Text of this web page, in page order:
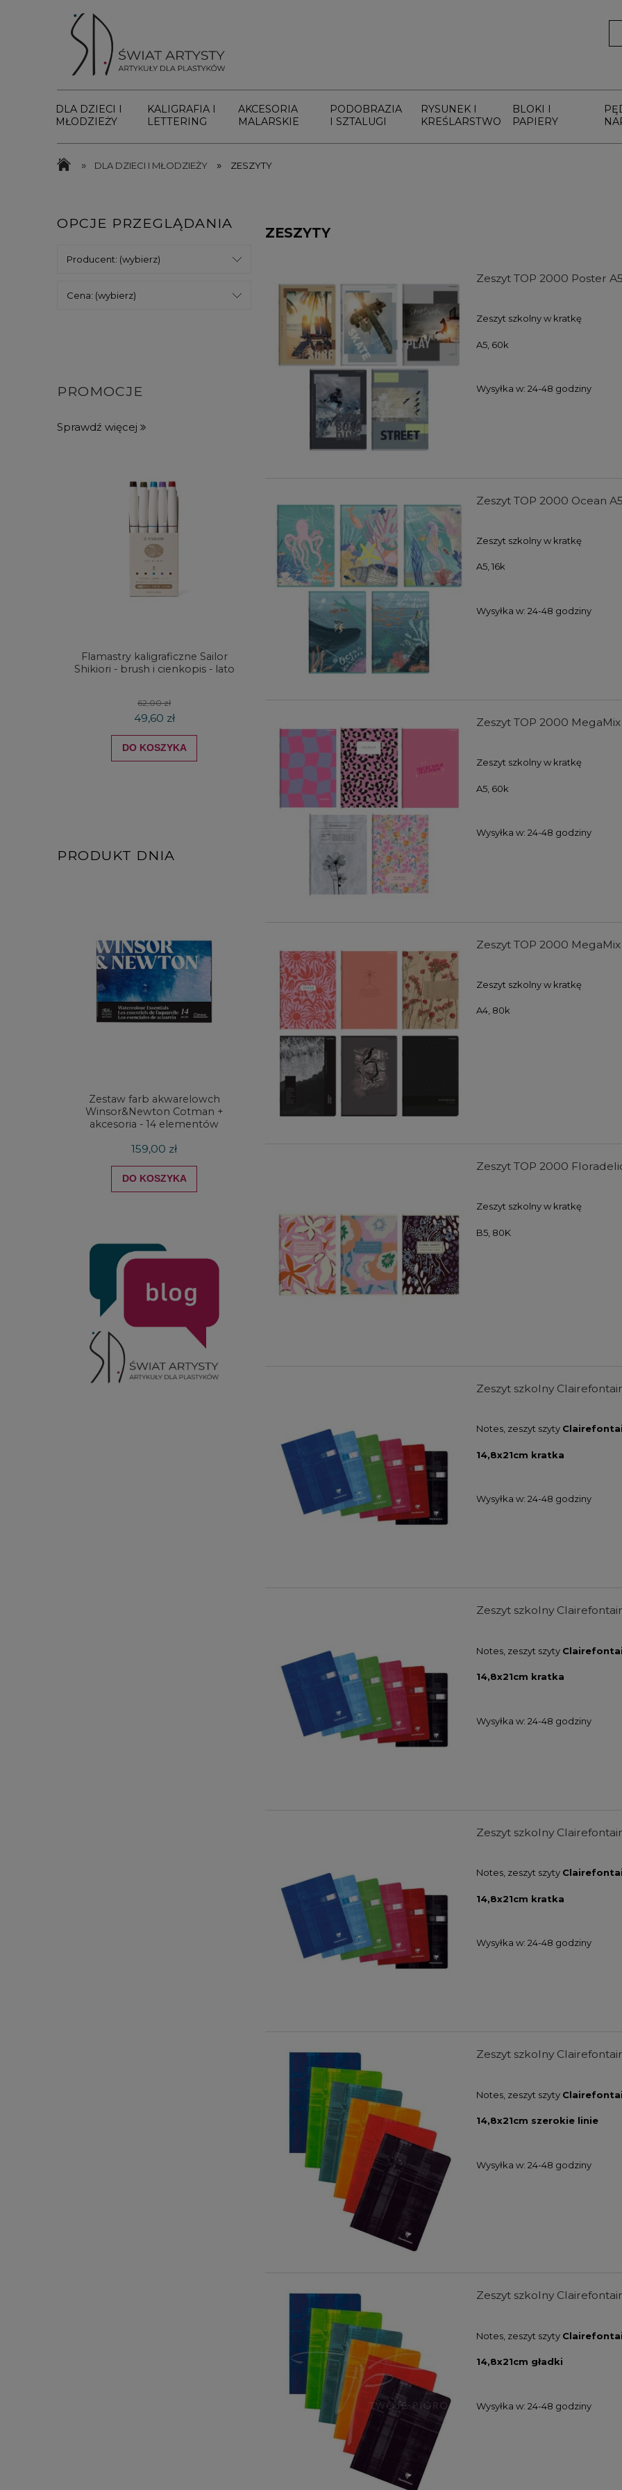
DLA DZIECI I
MŁODZIEŻY
KALIGRAFIA I
LETTERING
AKCESORIA
MALARSKIE
PODOBRAZIA
I SZTALUGI
RYSUNEK I
KREŚLARSTWO
BLOKI I
PAPIERY
» DLA DZIECI I MŁODZIEŻY » ZESZYTY
OPCJE PRZEGLĄDANIA
Producent: (wybierz)
Cena: (wybierz)
PROMOCJE
Sprawdź więcej
Flamastry kaligraficzne Sailor
Shikiori - brush i cienkopis - lato
62,00 zł
49,60 zł
DO KOSZYKA
Skalówka do rysunku Derwent
DO KOSZYKA
20,10 zł
PRODUKT DNIA
Zestaw farb akwarelowch
Winsor&Newton Cotman +
akcesoria - 14 elementów
159,00 zł
DO KOSZYKA
Zestaw farb akrylowych Winsor
ZESZYTY
Zeszyt TOP 2000 Poster
Zeszyt szkolny w kratkę
A5, 60k
Wysyłka w: 24-48 godziny
Zeszyt TOP 2000 Ocean
Zeszyt szkolny w kratkę
A5, 16k
Wysyłka w: 24-48 godziny
Zeszyt TOP 2000
Zeszyt szkolny w kratkę
A5, 60k
Wysyłka w: 24-48 godziny
Zeszyt TOP 2000
Zeszyt szkolny w kratkę
A4, 80k
Zeszyt TOP 2000
Zeszyt szkolny w kratkę
B5, 80K
Zeszyt szkolny
Notes, zeszyt szyty
14,8x21cm kratka
Wysyłka w: 24-48 godziny
Zeszyt szkolny
Notes, zeszyt szyty
14,8x21cm kratka
Wysyłka w: 24-48 godziny
Zeszyt szkolny
Notes, zeszyt szyty
14,8x21cm kratka
Wysyłka w: 24-48 godziny
Zeszyt szkolny
Notes, zeszyt szyty
14,8x21cm szerokie linie
Wysyłka w: 24-48 godziny
Zeszyt szkolny
Notes, zeszyt szyty
14,8x21cm gładki
Wysyłka w: 24-48 godziny